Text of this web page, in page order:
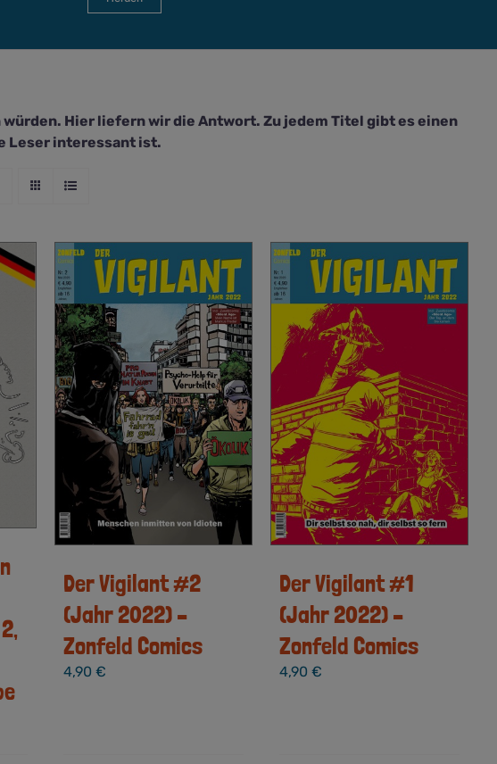
Hier liefern wir die Antwort. Zu jedem Titel gibt es einen
Leser interessant ist.
Der Vigilant #2
(Jahr 2022) –
Zonfeld Comics
4,90€
Der Vigilant #1
(Jahr 2022) –
Zonfeld Comics
4,90€